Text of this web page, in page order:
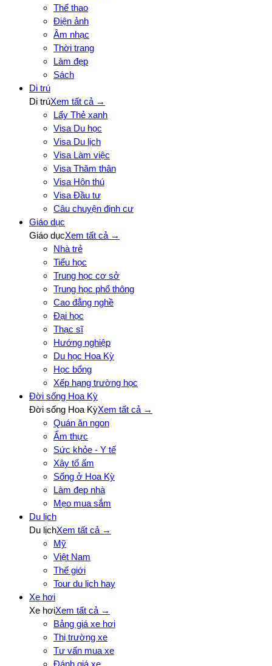
Thể thao
Điện ảnh
Âm nhạc
Thời trang
Làm đẹp
Sách
Di trú
Di trúXem tất cả →
Lấy Thẻ xanh
Visa Du học
Visa Du lịch
Visa Làm việc
Visa Thăm thân
Visa Hôn thú
Visa Đầu tư
Câu chuyện định cư
Giáo dục
Giáo dụcXem tất cả →
Nhà trẻ
Tiểu học
Trung học cơ sở
Trung học phổ thông
Cao đẳng nghề
Đại học
Thạc sĩ
Hướng nghiệp
Du học Hoa Kỳ
Học bổng
Xếp hạng trường học
Đời sống Hoa Kỳ
Đời sống Hoa KỳXem tất cả →
Quán ăn ngon
Ẩm thực
Sức khỏe - Y tế
Xây tổ ấm
Sống ở Hoa Kỳ
Làm đẹp nhà
Mẹo mua sắm
Du lịch
Du lịchXem tất cả →
Mỹ
Việt Nam
Thế giới
Tour du lịch hay
Xe hơi
Xe hơiXem tất cả →
Bảng giá xe hơi
Thị trường xe
Tư vấn mua xe
Đánh giá xe